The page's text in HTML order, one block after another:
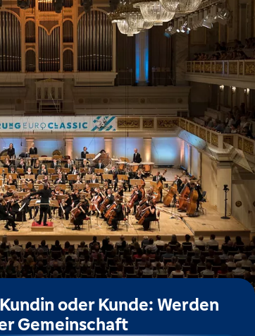
oder Kunde: Werden
Gemeinschaft